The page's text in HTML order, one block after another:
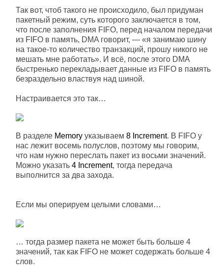
Так вот, чтоб такого не происходило, был придуман
пакетный режим, суть которого заключается в том,
что после заполнения FIFO, перед началом передачи
из FIFO в память, DMA говорит, — «я занимаю шину
на такое-то количество транзакций, прошу никого не
мешать мне работать». И всё, после этого DMA
быстренько перекладывает данные из FIFO в память
безраздельно властвуя над шиной.
Настраивается это так…
В разделе Memory указываем 8 Increment. В FIFO у
нас лежит восемь полуслов, поэтому мы говорим,
что нам нужно переслать пакет из восьми значений.
Можно указать 4 Increment, тогда передача
выполнится за два захода.
Если мы оперируем целыми словами…
… тогда размер пакета не может быть больше 4
значений, так как FIFO не может содержать больше 4
слов.